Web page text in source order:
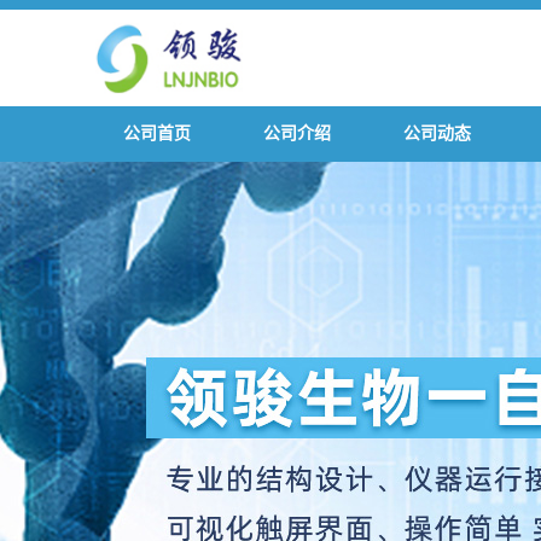
公司首页 公司介绍 公司动态